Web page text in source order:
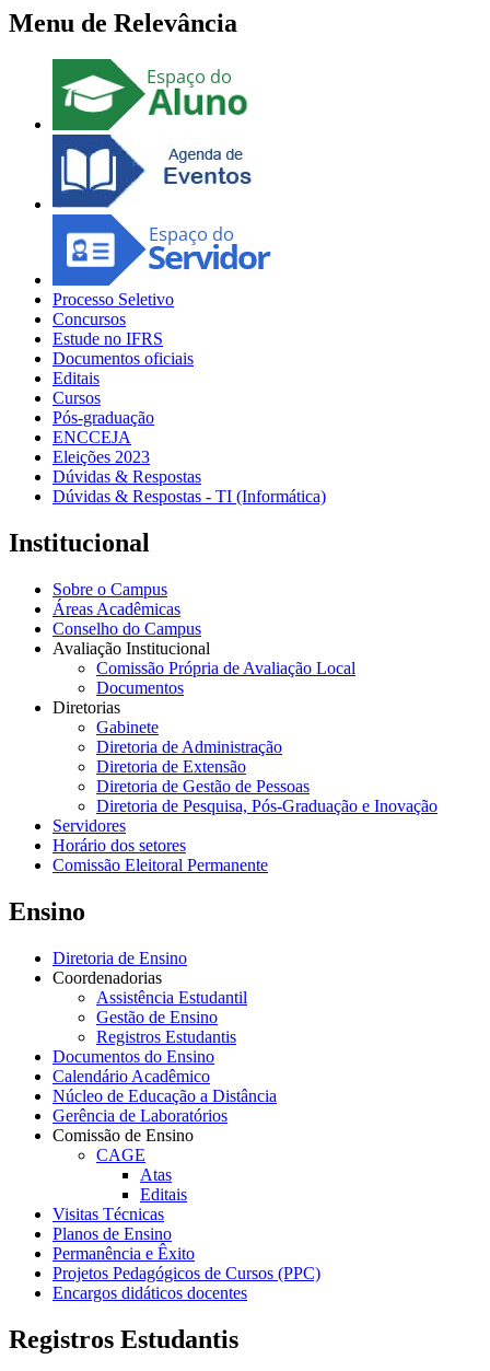
Menu de Relevância
Processo Seletivo
Concursos
Estude no IFRS
Documentos oficiais
Editais
Cursos
Pós-graduação
ENCCEJA
Eleições 2023
Dúvidas & Respostas
Dúvidas & Respostas - TI (Informática)
Institucional
Sobre o Campus
Áreas Acadêmicas
Conselho do Campus
Avaliação Institucional
Comissão Própria de Avaliação Local
Documentos
Diretorias
Gabinete
Diretoria de Administração
Diretoria de Extensão
Diretoria de Gestão de Pessoas
Diretoria de Pesquisa, Pós-Graduação e Inovação
Servidores
Horário dos setores
Comissão Eleitoral Permanente
Ensino
Diretoria de Ensino
Coordenadorias
Assistência Estudantil
Gestão de Ensino
Registros Estudantis
Documentos do Ensino
Calendário Acadêmico
Núcleo de Educação a Distância
Gerência de Laboratórios
Comissão de Ensino
CAGE
Atas
Editais
Visitas Técnicas
Planos de Ensino
Permanência e Êxito
Projetos Pedagógicos de Cursos (PPC)
Encargos didáticos docentes
Registros Estudantis